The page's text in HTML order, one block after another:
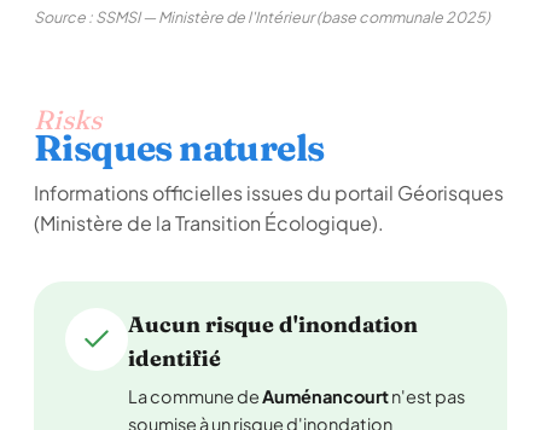
Source : SSMSI — Ministère de l'Intérieur (base communale 2025)
Risks
Risques naturels
Informations officielles issues du portail Géorisques
(Ministère de la Transition Écologique).
Aucun risque d'inondation
identifié
La commune deAuménancourtn'est pas
soumise à un risque d'inondation